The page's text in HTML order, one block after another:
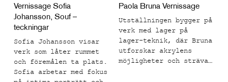
Vernissage Sofia
Johansson, Souf –
teckningar
Sofia Johansson visar
verk som låter rummet
och föremålen ta plats.
Sofia arbetar med fokus
Paola Bruna Vernissage
Utställningen bygger på
verk med lager på
lager-teknik, där Bruna
utforskar akrylens
möjligheter och strävar